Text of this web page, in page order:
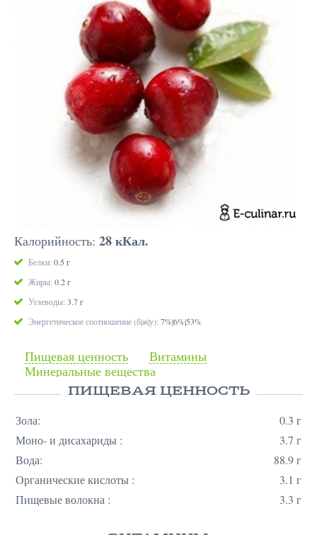
Калорийность: 28 кКал.
Белки: 0.5 г
Жиры: 0.2 г
Углеводы: 3.7 г
Энергетическое соотношение (б|ж|у): 7%|6%|53%
Пищевая ценность
Витамины
Минеральные вещества
ПИЩЕВАЯ ЦЕННОСТЬ
Зола:
0.3 г
Моно- и дисахариды :
3.7 г
Вода:
88.9 г
Органические кислоты :
3.1 г
Пищевые волокна :
3.3 г